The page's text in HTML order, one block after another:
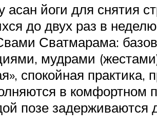
йоги для снятия
до двух раз в
Сватмарама:
мудрами
спокойная практика,
в комфортном
позе задерживаются